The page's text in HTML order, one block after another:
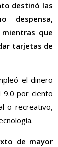
destinó las
despensa,
mientras que
tarjetas de
el dinero
9.0 por ciento
o recreativo,
de mayor